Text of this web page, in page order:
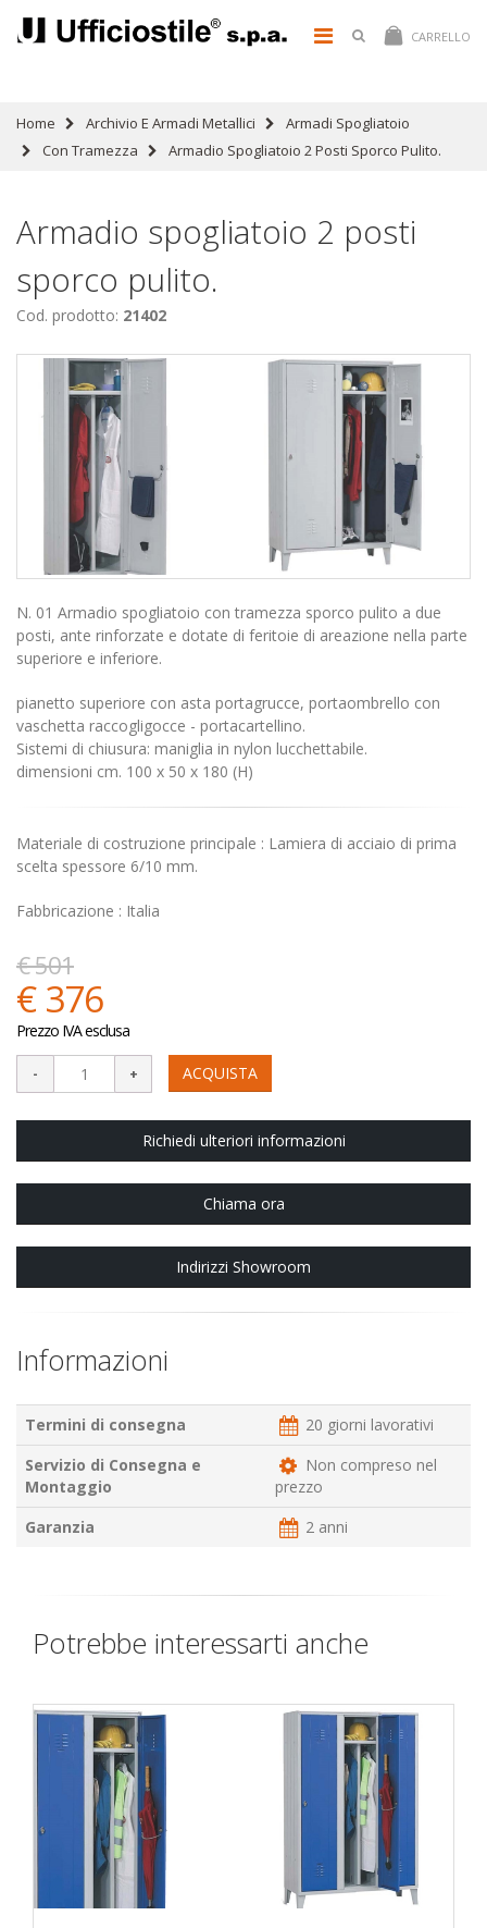
CARRELLO
Home Archivio E Armadi Metallici
Armadi Spogliatoio
Con Tramezza
Armadio Spogliatoio 2 Posti Sporco Pulito.
Armadio spogliatoio 2 posti
sporco pulito.
Cod. prodotto: 21402
N. 01 Armadio spogliatoio con tramezza sporco pulito a due
posti, ante rinforzate e dotate di feritoie di areazione nella parte
superiore e inferiore.
pianetto superiore con asta portagrucce, portaombrello con
vaschetta raccogligocce - portacartellino.
Sistemi di chiusura: maniglia in nylon lucchettabile.
dimensioni cm. 100 x 50 x 180 (H)
Materiale di costruzione principale : Lamiera di acciaio di prima
scelta spessore 6/10 mm.
Fabbricazione : Italia
€ 501
€ 376
Prezzo IVA esclusa
ACQUISTA
Richiedi ulteriori informazioni
Chiama ora
Indirizzi Showroom
Informazioni
Termini di consegna
20 giorni lavorativi
Servizio di Consegna e
Montaggio
Non compreso nel
prezzo
Garanzia
2 anni
Potrebbe interessarti anche